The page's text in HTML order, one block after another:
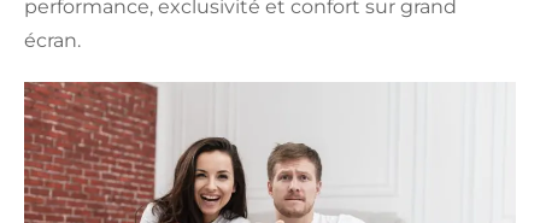
performance, exclusivité et confort sur grand
écran.